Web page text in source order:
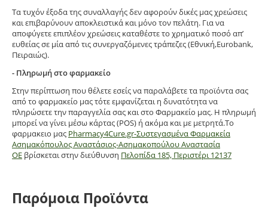
Τα τυχόν έξοδα της συναλλαγής δεν αφορούν δικές μας χρεώσεις
και επιβαρύνουν αποκλειστικά και μόνο τον πελάτη. Για να
αποφύγετε επιπλέον χρεώσεις καταθέστε το χρηματικό ποσό απ’
ευθείας σε μία από τις συνεργαζόμενες τράπεζες (Εθνική,Eurobank,
Πειραιώς).
- Πληρωμή στο φαρμακείο
Στην περίπτωση που θέλετε εσείς να παραλάβετε τα προϊόντα σας
από το φαρμακείο μας τότε εμφανίζεται η δυνατότητα να
πληρώσετε την παραγγελία σας και στο Φαρμακείο μας. Η πληρωμή
μπορεί να γίνει μέσω κάρτας (POS) ή ακόμα και με μετρητά.Το
φαρμακειο μας Pharmacy4Cure.gr-Συστεγασμένα Φαρμακεία
Ασημακόπουλος Αναστάσιος-Ασημακοπούλου Αναστασία
ΟΕ βρίσκεται στην διεύθυνση Πελοπίδα 185, Περιστέρι 12137
Παρόμοια Προϊόντα